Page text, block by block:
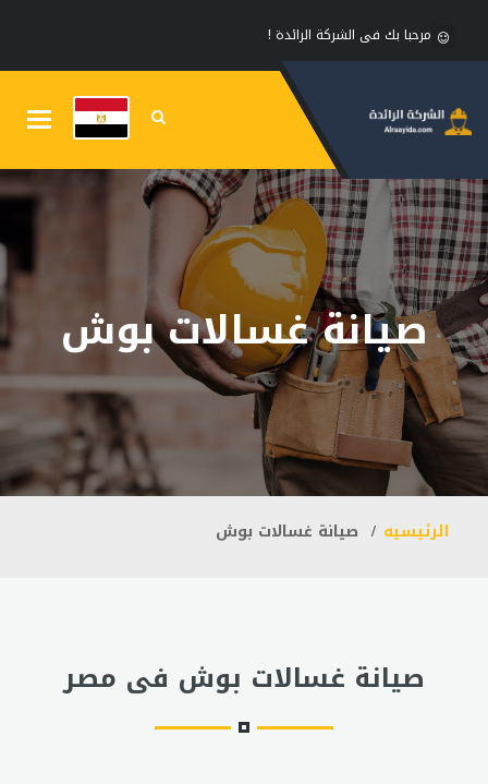
مرحبا بك فى الشركة الرائدة !
صيانة غسالات بوش
الرئيسيه صيانة غسالات بوش
صيانة غسالات بوش فى مصر